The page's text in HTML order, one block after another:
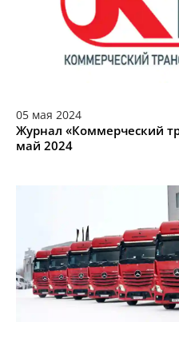
05 мая 2024
Журнал «Коммерческий
май 2024